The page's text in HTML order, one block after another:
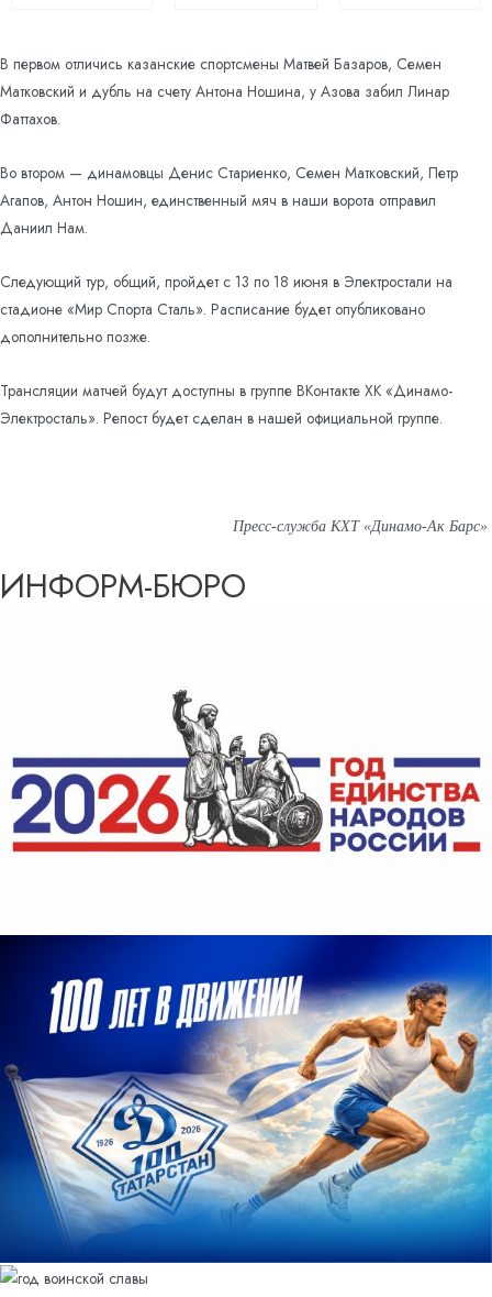
В первом отличись казанские спортсмены Матвей Базаров, Семен
Матковский и дубль на счету Антона Ношина, у Азова забил Линар
Фаттахов.
Во втором — динамовцы Денис Стариенко, Семен Матковский, Петр
Агапов, Антон Ношин, единственный мяч в наши ворота отправил
Даниил Нам.
Следующий тур, общий, пройдет с 13 по 18 июня в Электростали на
стадионе «Мир Спорта Сталь». Расписание будет опубликовано
дополнительно позже.
Трансляции матчей будут доступны в группе ВКонтакте ХК «Динамо-
Электросталь». Репост будет сделан в нашей официальной группе.
Пресс-служба КХТ «Динамо-Ак Барс»
ИНФОРМ-БЮРО